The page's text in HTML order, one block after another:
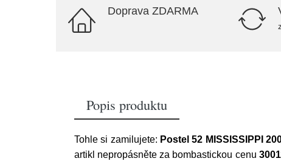
Doprava ZDARMA
Popis produktu
Tohle si zamilujete: Postel 52 MISSISSIPPI
artikl nepropásněte za bombastickou cenu